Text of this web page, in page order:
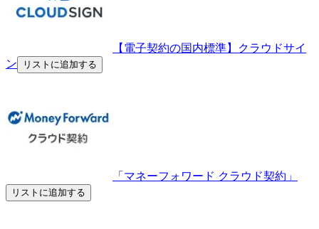
【電子契約の国内標準】クラウドサイ
ン
リストに追加する
「マネーフォワード クラウド契約」
リストに追加する